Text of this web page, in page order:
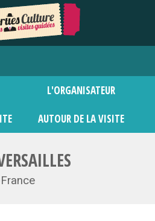
L'ORGANISATEUR
AUTOUR DE LA VISITE